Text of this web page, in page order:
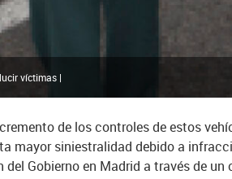
víctimas |
de los controles de estos
mayor siniestralidad debido a
Gobierno en Madrid a través de un